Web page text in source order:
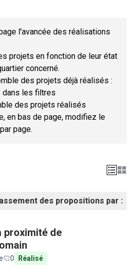
l'avancée des réalisations
projets en fonction de leur état
concerné.
des projets déjà réalisés :
dans les filtres
des projets réalisés
en bas de page, modifiez le
page.
des propositions par :
proximité de
0 Réalisé